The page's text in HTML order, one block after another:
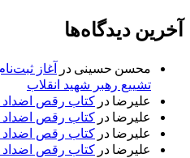
آخرین دیدگاه‌ها
محسن حسینی در آغاز
تشییع رهبر شهید انقلاب
علیرضا در کتاب رقص
علیرضا در کتاب رقص
علیرضا در کتاب رقص
علیرضا در کتاب رقص